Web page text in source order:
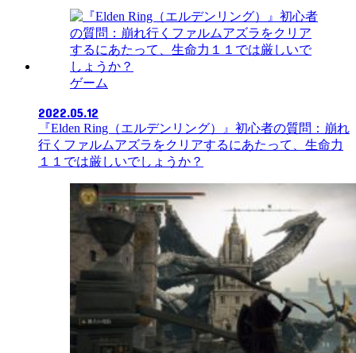
ゲーム
2022.05.12
『Elden Ring（エルデンリング）』初心者の質問：崩れ
行くファルムアズラをクリアするにあたって、生命力
１１では厳しいでしょうか？